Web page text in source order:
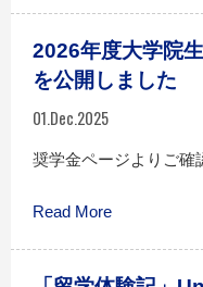
2026年度大学院
を公開しました
01.Dec.2025
奨学金ページよりご確
Read More